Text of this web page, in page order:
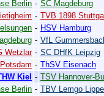
Berlin - SC Magdeburg
- TVB 1898
- HSV Hamburg
- VfL
Wetzlar - SC DHfK Leipzig
- ThSV Eisenach
Kiel - TSV Hannover-
Berlin - TBV Lemgo Lippe